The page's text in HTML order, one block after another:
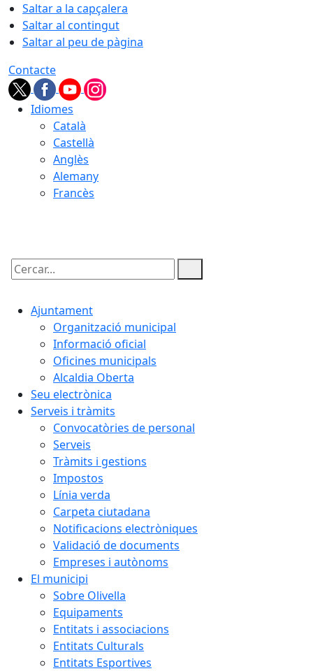
Saltar a la capçalera
Saltar al contingut
Saltar al peu de pàgina
Contacte
Idiomes
Català
Castellà
Anglès
Alemany
Francès
Cercar:
Ajuntament
Organització municipal
Informació oficial
Oficines municipals
Alcaldia Oberta
Seu electrònica
Serveis i tràmits
Convocatòries de personal
Serveis
Tràmits i gestions
Impostos
Línia verda
Carpeta ciutadana
Notificacions electròniques
Validació de documents
Empreses i autònoms
El municipi
Sobre Olivella
Equipaments
Entitats i associacions
Entitats Culturals
Entitats Esportives